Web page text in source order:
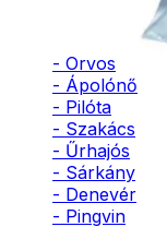
- Orvos
- Ápolónő
- Pilóta
- Szakács
- Űrhajós
- Sárkány
- Denevér
- Pingvin